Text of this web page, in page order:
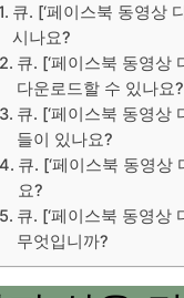
큐. [‘페이스북 동영상
시나요?
큐. [‘페이스북 동영
다운로드할 수 있나요?
큐. [‘페이스북 동영
들이 있나요?
큐. [‘페이스북 동영
요?
큐. [‘페이스북 동영
무엇입니까?